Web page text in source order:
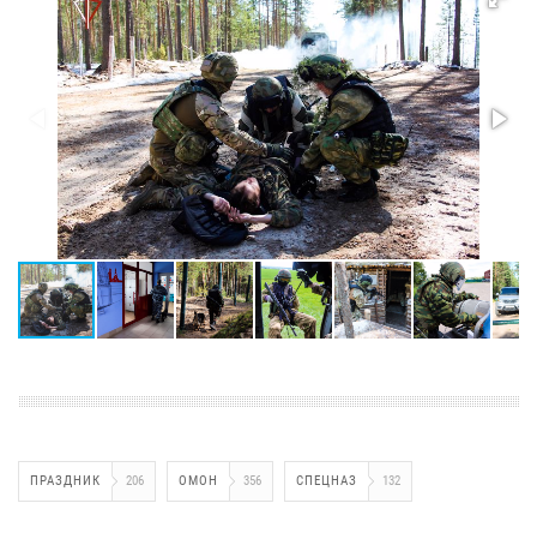
ПРАЗДНИК 206 ОМОН 356 СПЕЦНАЗ 132